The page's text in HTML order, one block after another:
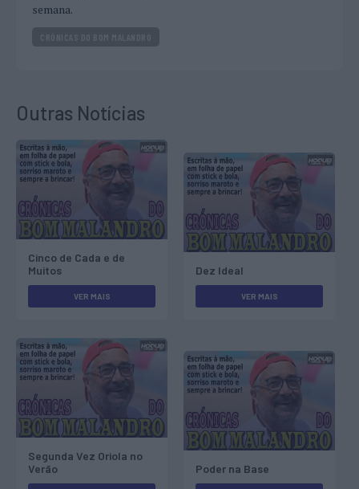
semana.
Outras Notícias
Cinco de Cada e de
Muitos
VER MAIS
Dez Ideal
VER MAIS
Segunda Vez Oriola no
Verão
Poder na Base